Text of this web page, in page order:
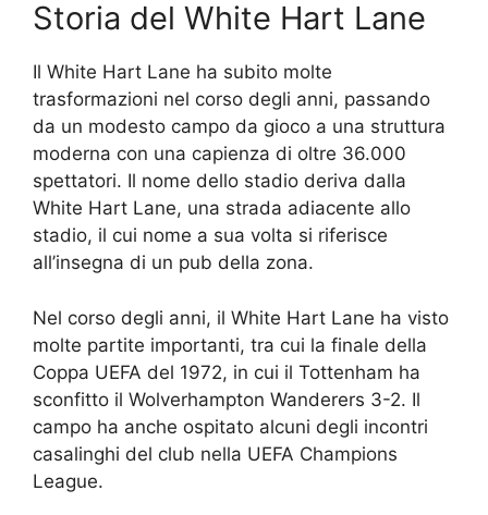
Storia del White Hart Lane
Il White Hart Lane ha subito molte
trasformazioni nel corso degli anni, passando
da un modesto campo da gioco a una struttura
moderna con una capienza di oltre 36.000
spettatori. Il nome dello stadio deriva dalla
White Hart Lane, una strada adiacente allo
stadio, il cui nome a sua volta si riferisce
all’insegna di un pub della zona.
Nel corso degli anni, il White Hart Lane ha visto
molte partite importanti, tra cui la finale della
Coppa UEFA del 1972, in cui il Tottenham ha
sconfitto il Wolverhampton Wanderers 3-2. Il
campo ha anche ospitato alcuni degli incontri
casalinghi del club nella UEFA Champions
League.